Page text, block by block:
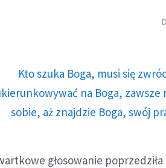
Kto szuka Boga, musi się
na Boga,
sobie, aż znajdzie Boga, swój
głosowanie